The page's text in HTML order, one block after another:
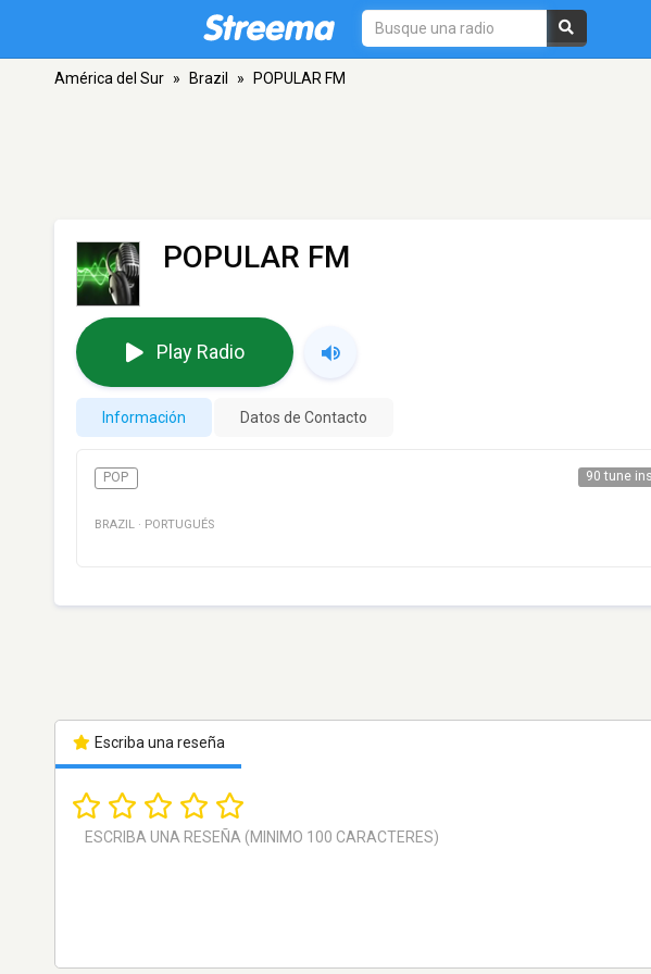
América del Sur » Brazil » POPULAR FM
POPULAR FM
Play Radio
Información Datos de Contacto
POP 90 tune ins
BRAZIL · PORTUGUÉS
Escriba una reseña